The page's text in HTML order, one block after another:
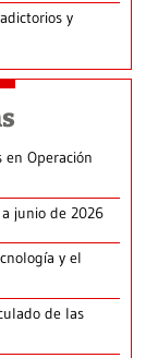
y
Operación
junio de 2026
y el
de las